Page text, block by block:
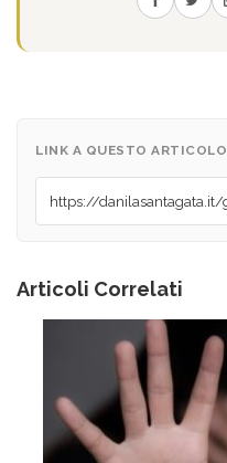
LINK A QUESTO ARTICOLO
Articoli Correlati